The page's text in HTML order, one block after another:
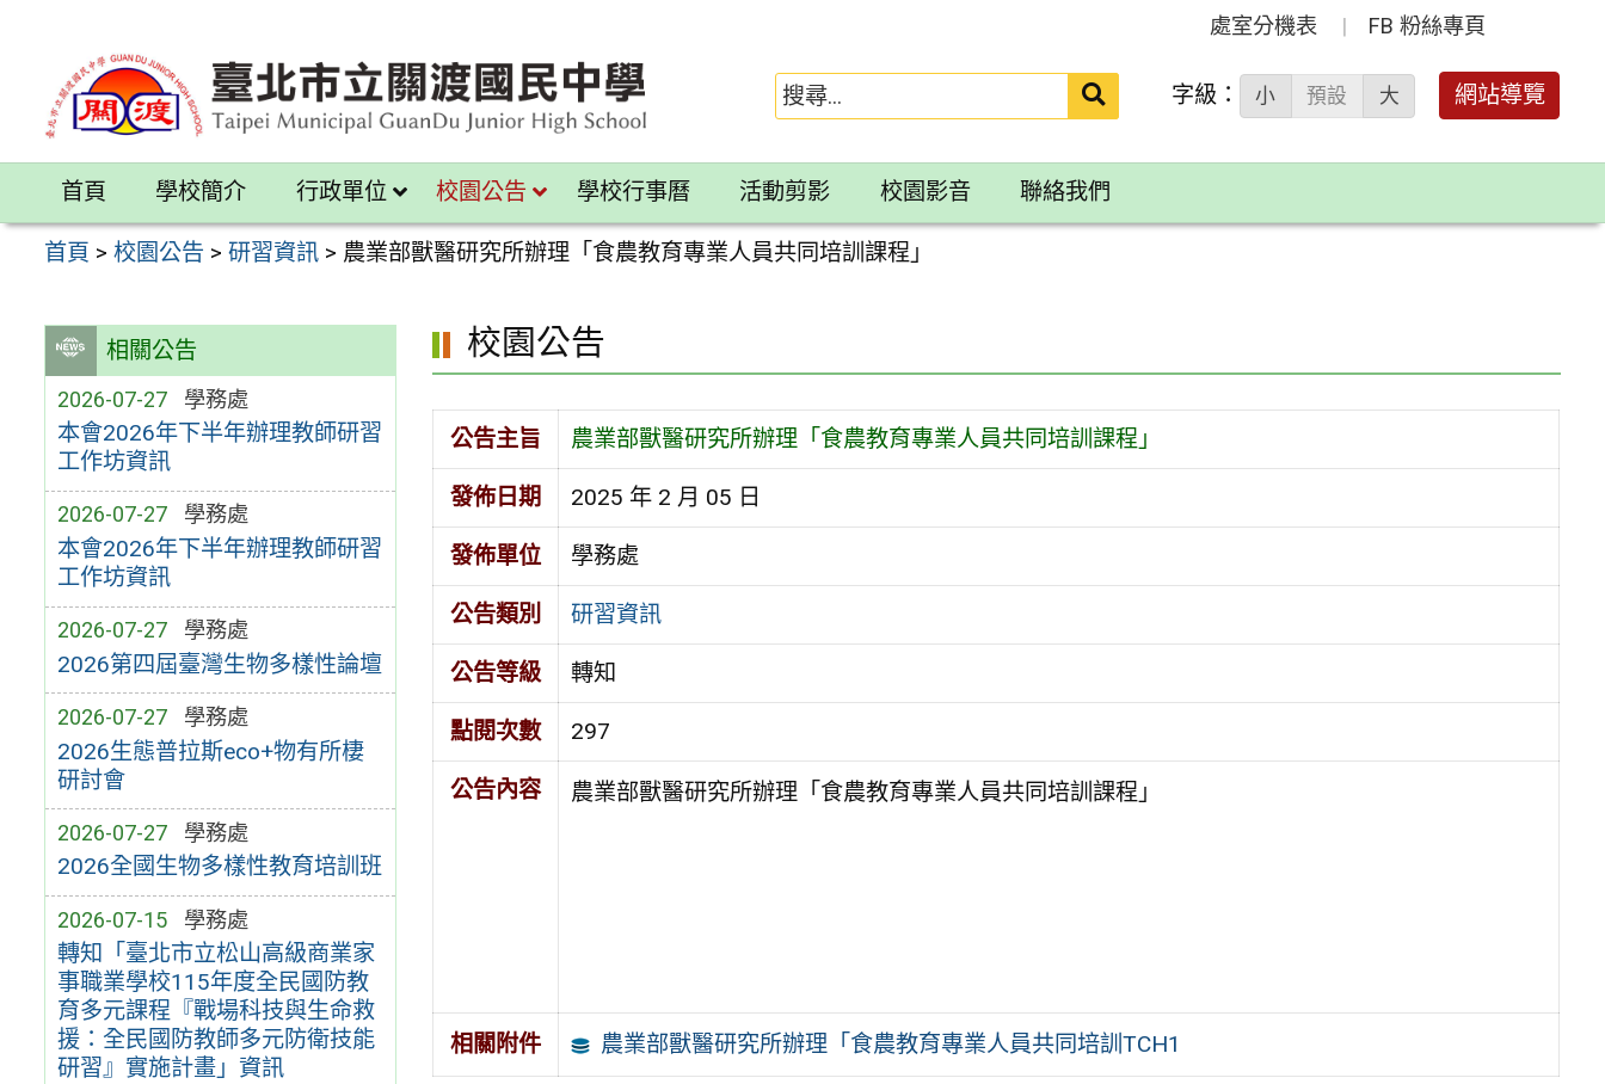
內
區
處室分機表 FB 粉絲專頁
送出 字級： 小 預設 大 網站導覽
首頁 學校簡介 行政單位 校園公告 學校行事曆 活動剪影 校園影音 聯絡我們
首頁 >校園公告 >研習資訊 > 農業部獸醫研究所辦理「食農教育專業人員共同培訓課程」
相關公告
2026-07-27 學務處
本會2026年下半年辦理教師研習
工作坊資訊
2026-07-27 學務處
本會2026年下半年辦理教師研習
工作坊資訊
2026-07-27 學務處
2026第四屆臺灣生物多樣性論壇
2026-07-27 學務處
2026生態普拉斯eco+物有所棲
研討會
2026-07-27 學務處
2026全國生物多樣性教育培訓班
2026-07-15 學務處
轉知「臺北市立松山高級商業家
事職業學校115年度全民國防教
育多元課程『戰場科技與生命救
援：全民國防教師多元防衛技能
研習』實施計畫」資訊
校園公告
公告主旨 農業部獸醫研究所辦理「食農教育專業人員共同培訓課程」
發佈日期 2025 年 2 月 05 日
發佈單位 學務處
公告類別 研習資訊
公告等級 轉知
點閱次數 297
公告內容 農業部獸醫研究所辦理「食農教育專業人員共同培訓課程」
相關附件 農業部獸醫研究所辦理「食農教育專業人員共同培訓TCH1